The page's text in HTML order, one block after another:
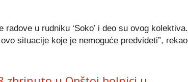
u rudniku ‘Soko’ i deo su ovog kolektiva.
situacije koje je nemoguće predvideti”, rekao